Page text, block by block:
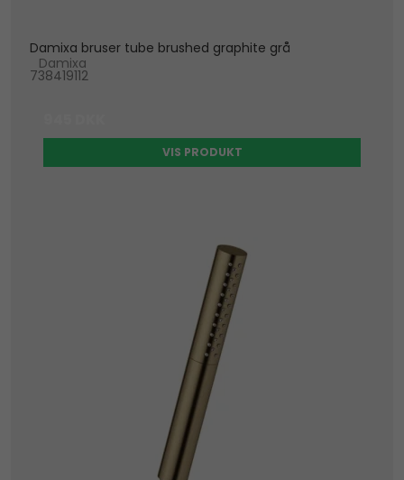
Damixa bruser tube brushed graphite grå
Damixa
738419112
VIS PRODUKT